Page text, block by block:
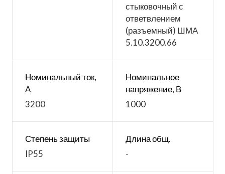
стыковочный с
ответвлением
(разъемный) ШМА
5.10.3200.66
Номинальный ток,
А
3200
Номинальное
напряжение, В
1000
Степень защиты
IP55
Длина общ.
-